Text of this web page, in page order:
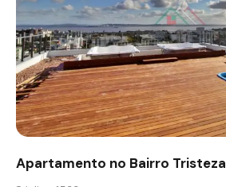
Apartamento no Bairro Tristeza